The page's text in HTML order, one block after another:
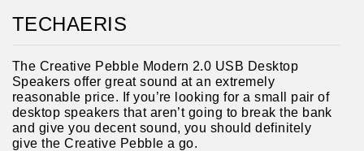
TECHAERIS
The Creative Pebble Modern 2.0 USB Desktop
Speakers offer great sound at an extremely
reasonable price. If you’re looking for a small pair of
desktop speakers that aren’t going to break the bank
and give you decent sound, you should definitely
give the Creative Pebble a go.